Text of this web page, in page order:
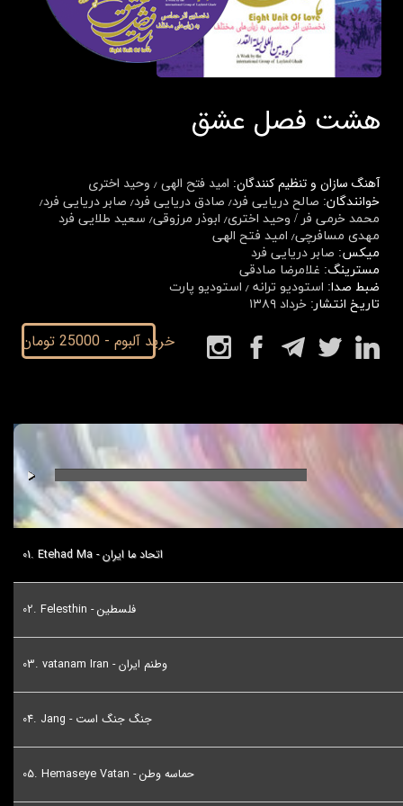
آهنگ سازان و تنظیم کنندگان: امید فتح الهی ٫ وحید اختری
خوانندگان: صالح دریایی فرد٫ صادق دریایی فرد٫ صابر دریایی فرد٫
محمد خرمی فر​​​​​​​ / وحید اختری٫ ابوذر مرزوقی٫
سعید طلایی فرد
مهدی مسافرچی٫ امید فتح الهی
میکس: صابر دریایی فرد
مسترینگ: غلامرضا صادقی
ضبط صدا: استودیو ترانه ٫ استودیو پارت
تاریخ انتشار:​​​​​​​خرداد ۱۳۸۹
هشت فصل عشق
00:00/00:00
Etehad Ma - اتحاد ما ایران
Felesthin - فلسطین
vatanam Iran - وطنم ایران
Jang - جنگ جنگ است
Hemaseye Vatan - حماسه وطن
خرید آلبوم - 25000 تومان